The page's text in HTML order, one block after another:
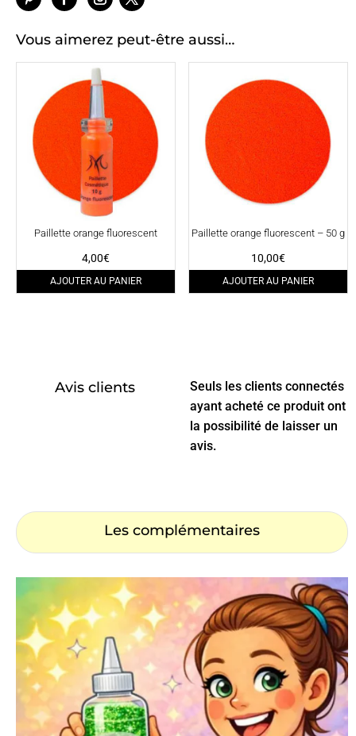
Vous aimerez peut-être aussi…
Paillette orange fluorescent
4,00€
AJOUTER AU PANIER
Paillette orange fluorescent – 50 g
10,00€
AJOUTER AU PANIER
Avis clients
Seuls les clients connectés
ayant acheté ce produit ont
la possibilité de laisser un
avis.
Les complémentaires